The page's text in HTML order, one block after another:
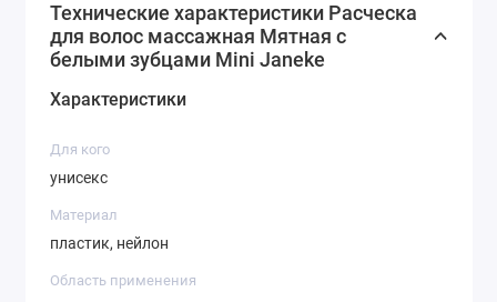
Технические характеристики Расческа
для волос массажная Мятная с
белыми зубцами Mini Janeke
Характеристики
Для кого
унисекс
Материал
пластик, нейлон
Область применения